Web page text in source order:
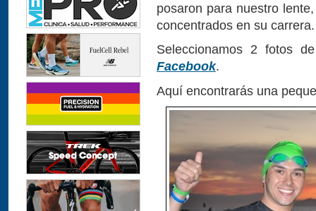
posaron para nuestro
concentrados en su carrera.
Seleccionamos 2 fotos
Facebook.
Aquí encontrarás una